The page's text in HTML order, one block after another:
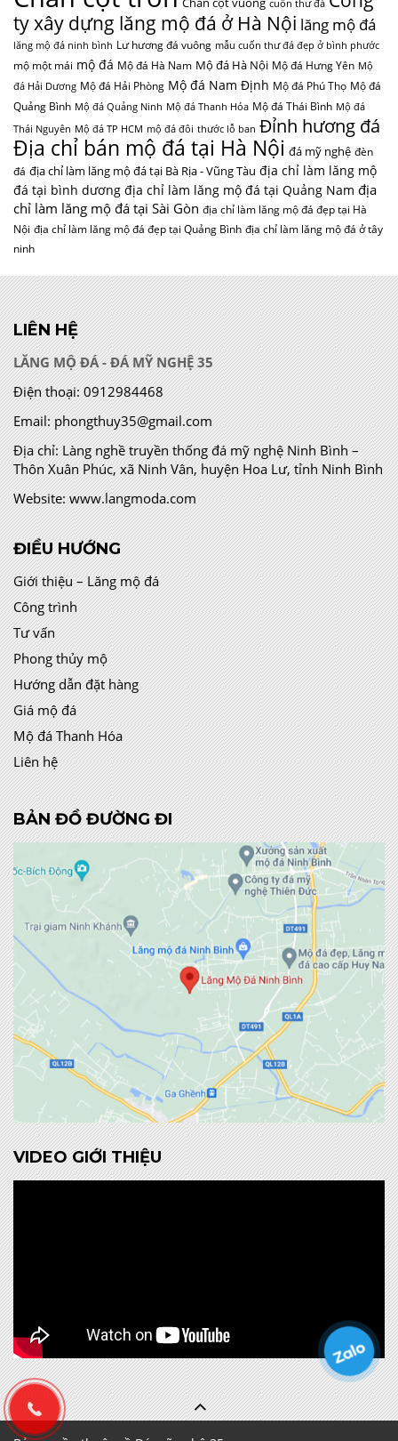
cuốn thư đá
ty xây dựng lăng mộ đá ở Hà Nội lăng mộ đá
lăng mộ đá ninh bình Lư hương đá vuông mẫu cuốn thư đá đẹp ở bình phước
mộ một mái mộ đá Mộ đá Hà Nam Mộ đá Hà Nội Mộ đá Hưng Yên Mộ
đá Hải Dương Mộ đá Hải Phòng Mộ đá Nam Định Mộ đá Phú Thọ Mộ đá
Quảng Bình Mộ đá Quảng Ninh Mộ đá Thanh Hóa Mộ đá Thái Bình Mộ đá
Thái Nguyên Mộ đá TP HCM mộ đá đôi thước lỗ ban Đỉnh hương đá
Địa chỉ bán mộ đá tại Hà Nội đá mỹ nghệ đèn
đá địa chỉ làm lăng mộ đá tại Bà Rịa - Vũng Tàu địa chỉ làm lăng mộ
đá tại bình dương địa chỉ làm lăng mộ đá tại Quảng Nam địa
chỉ làm lăng mộ đá tại Sài Gòn địa chỉ làm lăng mộ đá đẹp tại Hà
Nội địa chỉ làm lăng mộ đá đẹp tại Quảng Bình địa chỉ làm lăng mộ đá ở tây
ninh
LIÊN HỆ
LĂNG MỘ ĐÁ - ĐÁ MỸ NGHỆ 35
Điện thoại: 0912984468
Email: phongthuy35@gmail.com
Địa chỉ:Làng nghề truyền thống đá mỹ nghệ Ninh Bình –
Thôn Xuân Phúc, xã Ninh Vân, huyện Hoa Lư, tỉnh Ninh Bình
Website: www.langmoda.com
ĐIỀU HƯỚNG
Giới thiệu – Lăng mộ đá
Công trình
Tư vấn
Phong thủy mộ
Hướng dẫn đặt hàng
Giá mộ đá
Mộ đá Thanh Hóa
Liên hệ
BẢN ĐỒ ĐƯỜNG ĐI
VIDEO GIỚI THIỆU